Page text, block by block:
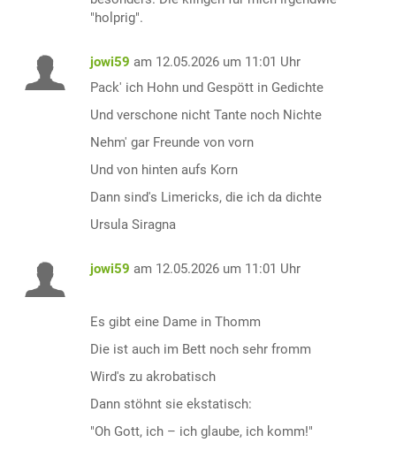
"holprig".
jowi59 am 12.05.2026 um 11:01 Uhr
Pack' ich Hohn und Gespött in Gedichte
Und verschone nicht Tante noch Nichte
Nehm' gar Freunde von vorn
Und von hinten aufs Korn
Dann sind's Limericks, die ich da dichte
Ursula Siragna
jowi59 am 12.05.2026 um 11:01 Uhr
Es gibt eine Dame in Thomm
Die ist auch im Bett noch sehr fromm
Wird's zu akrobatisch
Dann stöhnt sie ekstatisch:
"Oh Gott, ich – ich glaube, ich komm!"